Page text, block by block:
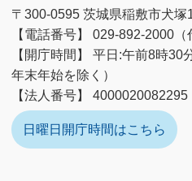
〒300-0595 茨城県稲敷市犬塚
【電話番号】 029-892-2000（
【開庁時間】 平日:午前8時30
年末年始を除く）
【法人番号】 4000020082295
日曜日開庁時間はこちら